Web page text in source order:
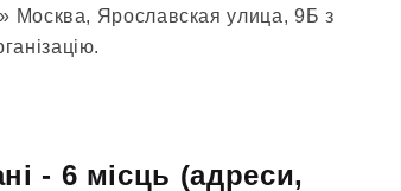
Москва, Ярославская улица, 9Б з
- 6 місць (адреси,